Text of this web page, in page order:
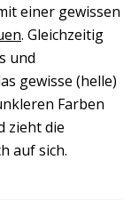
einer gewissen
. Gleichzeitig
und
gewisse (helle)
Farben
zieht die
auf sich.